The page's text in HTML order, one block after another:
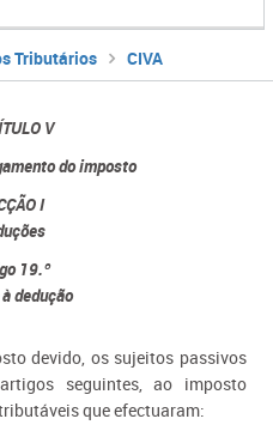
Tributários CIVA
V
do imposto
I
19.º
dedução
devido, os sujeitos passivos
seguintes, ao imposto
que efectuaram: